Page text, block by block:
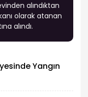
alındıktan
olarak atanan
alındı.
Yangın